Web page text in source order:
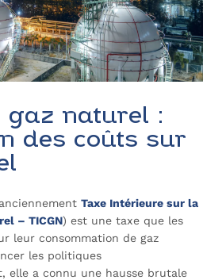
gaz naturel :
des coûts sur
Taxe Intérieure sur la
– TICGN) est une taxe que les
leur consommation de gaz
les politiques
elle a connu une hausse brutale